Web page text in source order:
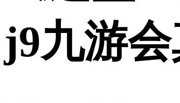
j9九游